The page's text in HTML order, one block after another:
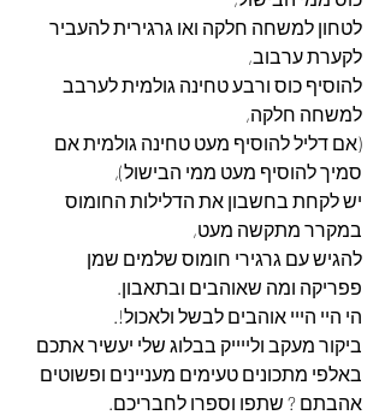
לטחון למשחה חלקה ואו גרגירית להעביר
לקערת ערבוב,
להוסיף כוס ורבע טחינה גולמית לערבב
למשחה חלקה,
(אם דליל להוסיף מעט טחינה גולמית אם
סמיך להוסיף מעט ממי הבישול),
יש לקחת בחשבון את הדלילות החומוס
במקרר מתקשה מעט,
להגיש עם גרגירי חומוס שלמים שמן
פפריקה ומה שאוהבים ובתאבון.
הי היי הייי אוהבים לבשל ולאכול!.
ביקור מעקב ולייייק בבלוג שלי יעשיר אתכם
באלפי מתכונים טעימים מעניינים ופשוטים
אהבתם ? שתפו וספרו לחבריכם.